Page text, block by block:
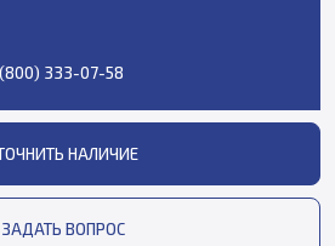
333-07-58
НАЛИЧИЕ
ЗАДАТЬ ВОПРОС